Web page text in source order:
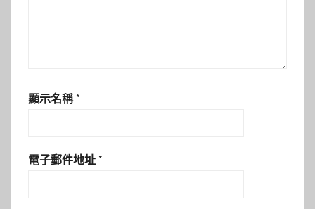
顯示名稱 *
電子郵件地址 *